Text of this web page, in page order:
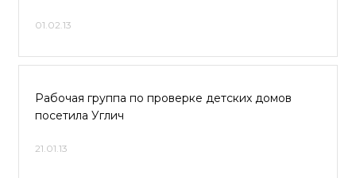
01.02.13
Рабочая группа по проверке детских домов
посетила Углич
21.01.13